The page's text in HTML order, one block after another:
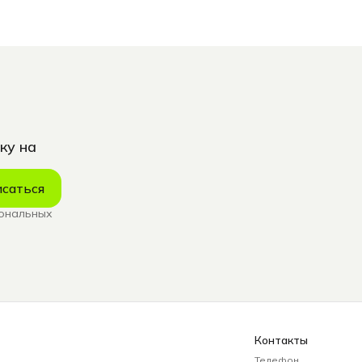
на
Контакты